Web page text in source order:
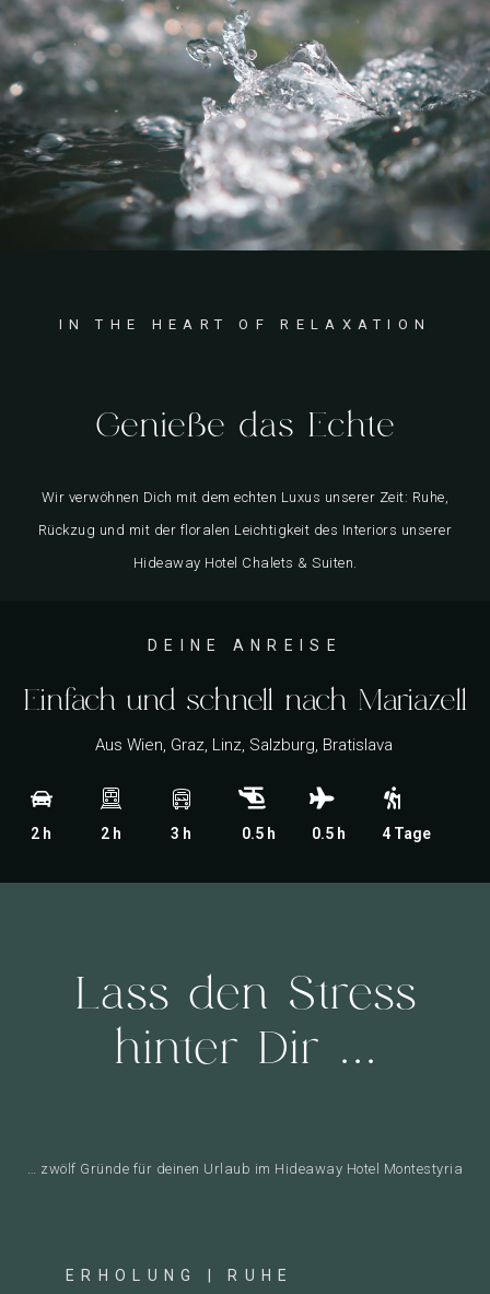
IN THE HEART OF RELAXATION
Genieße das Echte
Wir verwöhnen Dich mit dem echten Luxus unserer Zeit: Ruhe,
Rückzug und mit der floralen Leichtigkeit des Interiors unserer
Hideaway Hotel Chalets & Suiten.
DEINE ANREISE
Einfach und schnell nach Mariazell
Aus Wien, Graz, Linz, Salzburg, Bratislava
2 h 2 h 3 h 0.5 h 0.5 h 4 Tage
Lass den Stress
hinter Dir ...
… zwölf Gründe für deinen Urlaub im Hideaway Hotel Montestyria
ERHOLUNG | RUHE